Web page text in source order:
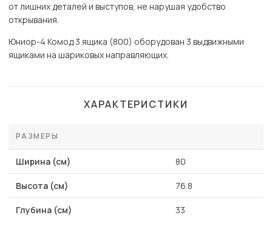
от лишних деталей и выступов, не нарушая удобство
открывания.
Юниор-4 Комод 3 ящика (800) оборудован 3 выдвижными
ящиками на шариковых направляющих.
ХАРАКТЕРИСТИКИ
РАЗМЕРЫ
Ширина (см) 80
Высота (см) 76.8
Глубина (см) 33